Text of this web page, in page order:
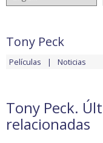
Tony Peck
Películas Noticias
Tony Peck.
relacionadas